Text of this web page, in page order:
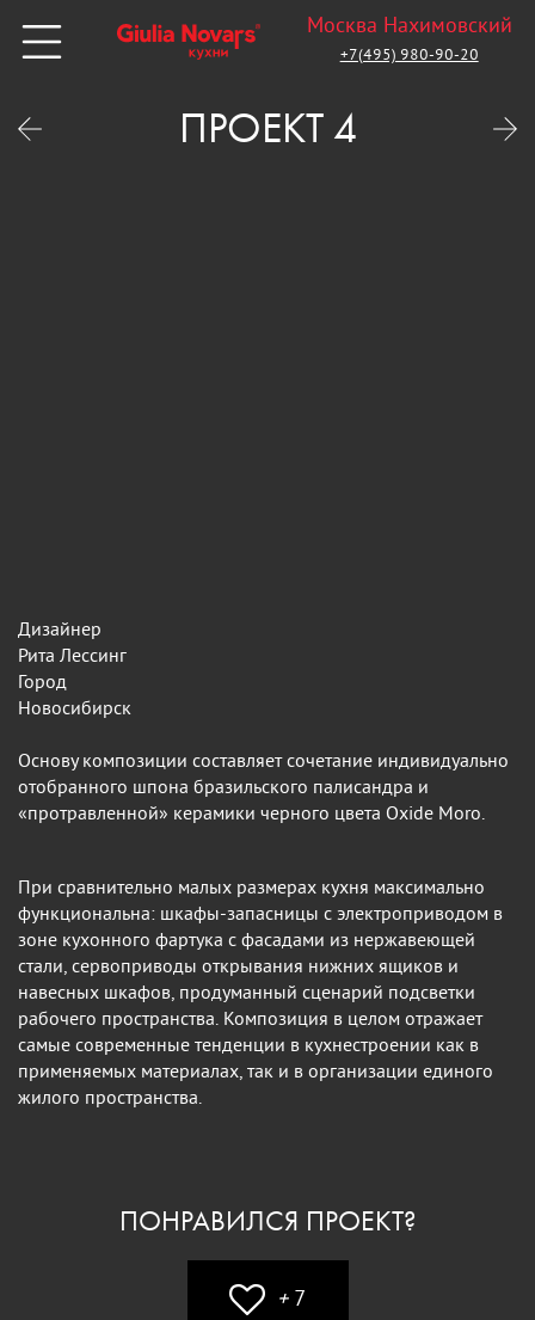
Москва Нахимовский
+7(495) 980-90-20
ПРОЕКТ 4
Дизайнер
Рита Лессинг
Город
Новосибирск
Основу композиции составляет сочетание индивидуально
отобранного шпона бразильского палисандра и
«протравленной» керамики черного цвета Oxide Moro.
При сравнительно малых размерах кухня максимально
функциональна: шкафы-запасницы с электроприводом в
зоне кухонного фартука с фасадами из нержавеющей
стали, сервоприводы открывания нижних ящиков и
навесных шкафов, продуманный сценарий подсветки
рабочего пространства. Композиция в целом отражает
самые современные тенденции в кухнестроении как в
применяемых материалах, так и в организации единого
жилого пространства.
ПОНРАВИЛСЯ ПРОЕКТ?
+ 7